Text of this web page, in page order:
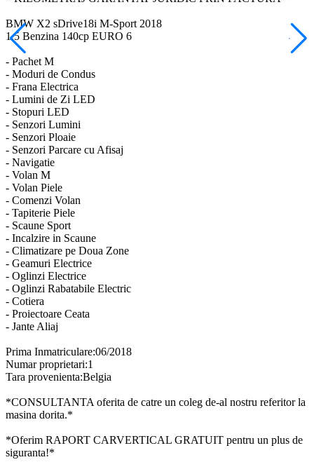
BMW X2 sDrive18i M-Sport 2018
1.5 Benzina 140cp EURO 6
- Pachet M
- Moduri de Condus
- Frana Electrica
- Lumini de Zi LED
- Stopuri LED
- Senzori Lumini
- Senzori Ploaie
- Senzori Parcare cu Afisaj
- Navigatie
- Volan M
- Volan Piele
- Comenzi Volan
- Tapiterie Piele
- Scaune Sport
- Incalzire in Scaune
- Climatizare pe Doua Zone
- Geamuri Electrice
- Oglinzi Electrice
- Oglinzi Rabatabile Electric
- Cotiera
- Proiectoare Ceata
- Jante Aliaj
Prima Inmatriculare:06/2018
Numar proprietari:1
Tara provenienta:Belgia
*CONSULTANTA oferita de catre un coleg de-al nostru referitor la
masina dorita.*
*Oferim RAPORT CARVERTICAL GRATUIT pentru un plus de
siguranta!*